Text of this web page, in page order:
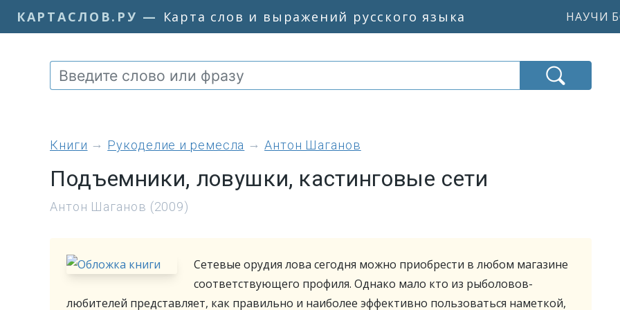
КАРТАСЛОВ.РУ — Карта слов и выражений русского языка НАУЧИ
книги Рукоделие и ремесла Антон Шаганов
Подъемники, ловушки, кастинговые сети
Антон Шаганов (2009)
Сетевые орудия лова сегодня можно приобрести в любом магазине
соответствующего профиля. Однако мало кто из рыболовов-
любителей представляет, как правильно и наиболее эффективно пользоваться наметкой,